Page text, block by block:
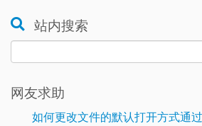
站内搜索
索：
网友求助
如何更改文件的默认打开方式通